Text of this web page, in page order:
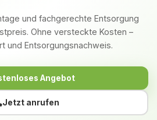
und fachgerechte Entsorgung
Ohne versteckte Kosten –
und Entsorgungsnachweis.
Angebot
Jetzt anrufen